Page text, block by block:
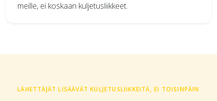
meille, ei koskaan kuljetusliikkeet.
LÄHETTÄJÄT LISÄÄVÄT KULJETUSLIIKKEITÄ, EI TOISINPÄIN